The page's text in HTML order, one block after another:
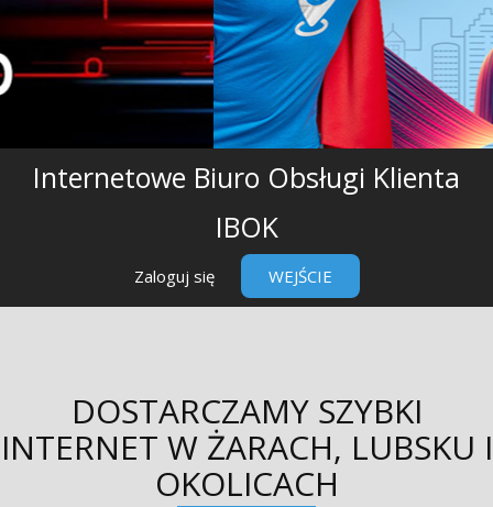
Internetowe Biuro Obsługi Klienta
IBOK
Zaloguj się WEJŚCIE
DOSTARCZAMY SZYBKI
INTERNET W ŻARACH, LUBSKU I
OKOLICACH